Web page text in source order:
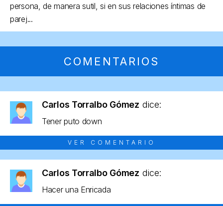
persona, de manera sutil, si en sus relaciones íntimas de
parej...
COMENTARIOS
Carlos Torralbo Gómez dice:
Tener puto down
VER COMENTARIO
Carlos Torralbo Gómez dice:
Hacer una Enricada